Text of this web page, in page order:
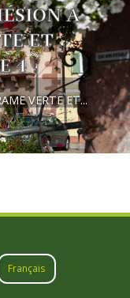
A
ET
4
VERTE ET...
Français